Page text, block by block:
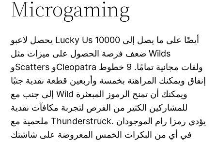
Microgaming
يحصل لاعبو Lucky Us أيضًا على ما يصل إلى 10000
ضعف فرصة الحصول على ميزات مثل Wilds
وScatters وCleopatra ولفات مجانية تمامًا. 9 خطوط
إنفاق ويمكنك المراهنة بخمسة وأربعين قطعة نقدية جنبًا
إلى جنب مع Wild ويمكنك أن تمنح الرموز المبعثرة
للمشاركين الكثير من الفرص لتجربة مكافآت نقدية
ملحمية مع Thunderstruck. يؤدي رمزا رام الموجودان
في أي من البكرات الخمس المعروضة على شاشتك